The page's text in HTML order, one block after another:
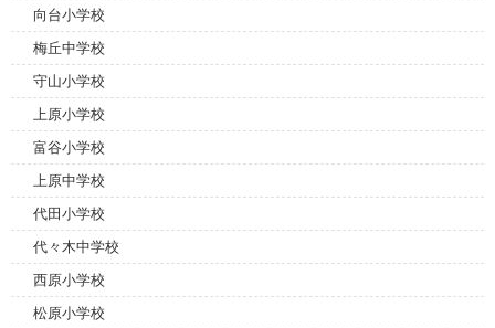
向台小学校
梅丘中学校
守山小学校
上原小学校
富谷小学校
上原中学校
代田小学校
代々木中学校
西原小学校
松原小学校